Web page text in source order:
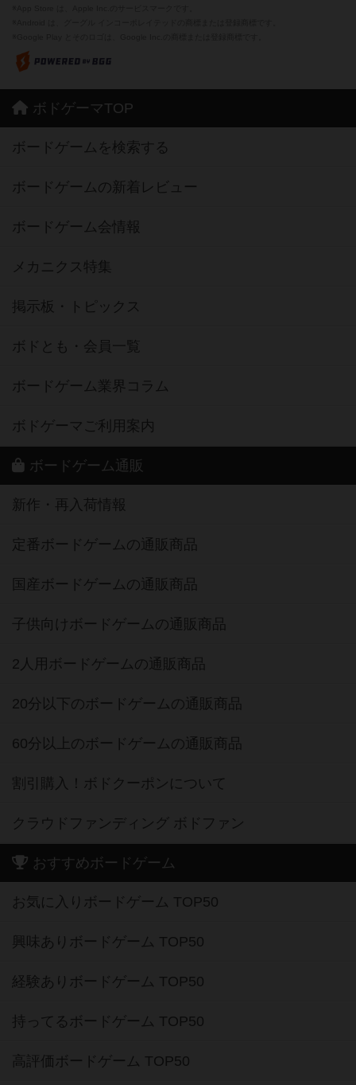
ボドゲーマTOP
ボードゲームを検索する
ボードゲームの新着レビュー
ボードゲーム会情報
メカニクス特集
掲示板・トピックス
ボドとも・会員一覧
ボードゲーム業界コラム
ボドゲーマご利用案内
ボードゲーム通販
新作・再入荷情報
定番ボードゲームの通販商品
国産ボードゲームの通販商品
子供向けボードゲームの通販商品
2人用ボードゲームの通販商品
20分以下のボードゲームの通販商品
60分以上のボードゲームの通販商品
割引購入！ボドクーポンについて
クラウドファンディング ボドファン
おすすめボードゲーム
お気に入りボードゲーム TOP50
興味ありボードゲーム TOP50
経験ありボードゲーム TOP50
持ってるボードゲーム TOP50
高評価ボードゲーム TOP50